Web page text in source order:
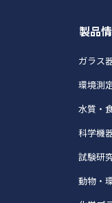
製品
ガラス
環境測
水質・
科学機
試験研
動物・